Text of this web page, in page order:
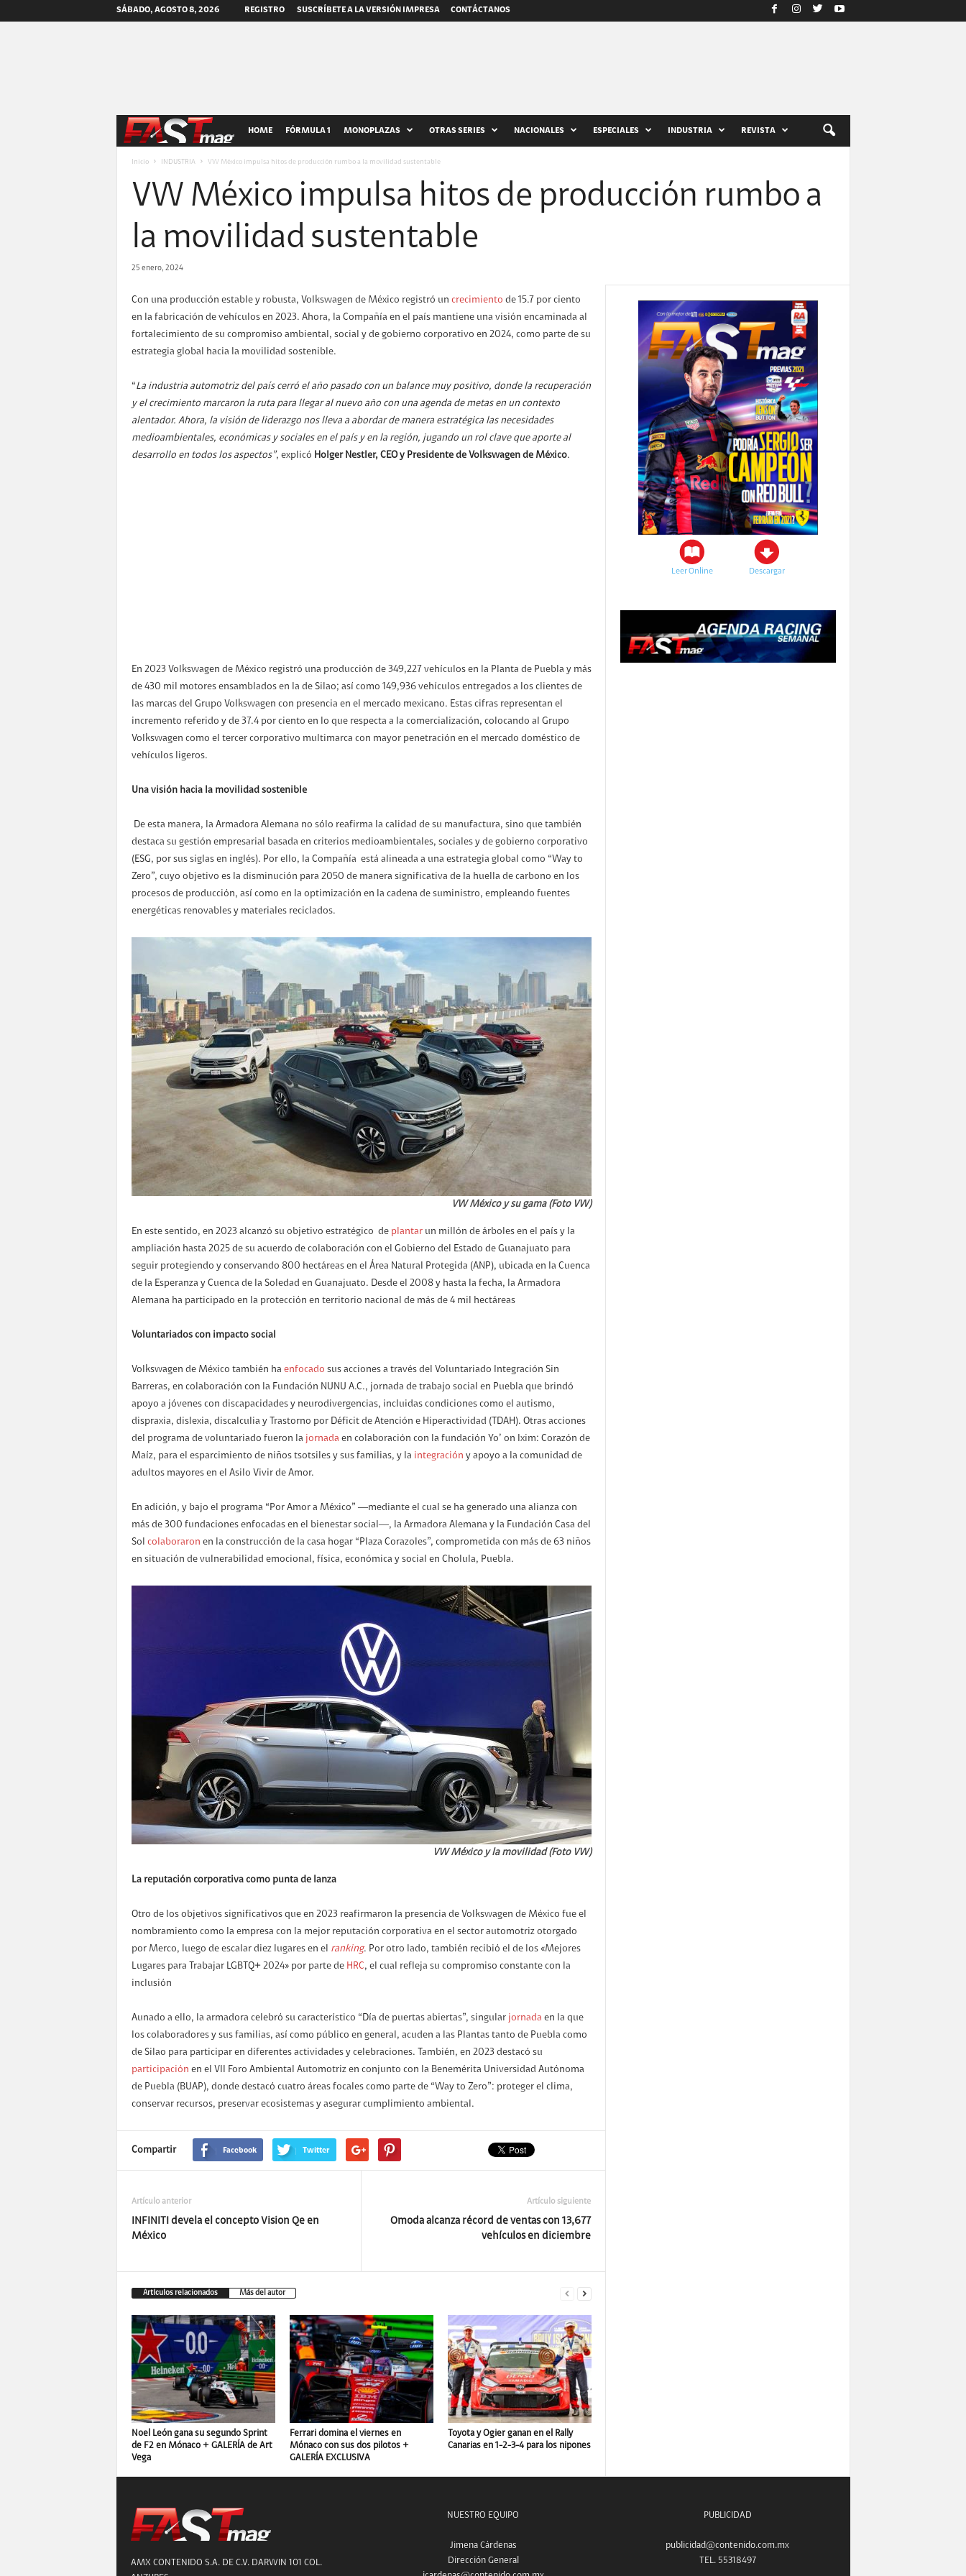
SÁBADO, AGOSTO 8, 2026 REGISTRO SUSCRÍBETE A LA VERSIÓN IMPRESA CONTÁCTANOS
A
S
T
g
HOME FÓRMULA 1 MONOPLAZAS OTRAS SERIES NACIONALES ESPECIALES INDUSTRIA REVISTA
Inicio INDUSTRIA VW México impulsa hitos de producción rumbo a la movilidad sustentable
VW México impulsa hitos de producción rumbo a
la movilidad sustentable
25 enero, 2024
Con una producción estable y robusta, Volkswagen de México registró un crecimiento de 15.7 por ciento
en la fabricación de vehículos en 2023. Ahora, la Compañía en el país mantiene una visión encaminada al
fortalecimiento de su compromiso ambiental, social y de gobierno corporativo en 2024, como parte de su
estrategia global hacia la movilidad sostenible.
“La industria automotriz del país cerró el año pasado con un balance muy positivo, donde la recuperación
y el crecimiento marcaron la ruta para llegar al nuevo año con una agenda de metas en un contexto
alentador. Ahora, la visión de liderazgo nos lleva a abordar de manera estratégica las necesidades
medioambientales, económicas y sociales en el país y en la región, jugando un rol clave que aporte al
desarrollo en todos los aspectos”, explicó Holger Nestler, CEO y Presidente de Volkswagen de México.
En 2023 Volkswagen de México registró una producción de 349,227 vehículos en la Planta de Puebla y más
de 430 mil motores ensamblados en la de Silao; así como 149,936 vehículos entregados a los clientes de
las marcas del Grupo Volkswagen con presencia en el mercado mexicano. Estas cifras representan el
incremento referido y de 37.4 por ciento en lo que respecta a la comercialización, colocando al Grupo
Volkswagen como el tercer corporativo multimarca con mayor penetración en el mercado doméstico de
vehículos ligeros.
Una visión hacia la movilidad sostenible
De esta manera, la Armadora Alemana no sólo reafirma la calidad de su manufactura, sino que también
destaca su gestión empresarial basada en criterios medioambientales, sociales y de gobierno corporativo
(ESG, por sus siglas en inglés). Por ello, la Compañía está alineada a una estrategia global como “Way to
Zero”, cuyo objetivo es la disminución para 2050 de manera significativa de la huella de carbono en los
procesos de producción, así como en la optimización en la cadena de suministro, empleando fuentes
energéticas renovables y materiales reciclados.
VW México y su gama (Foto VW)
En este sentido, en 2023 alcanzó su objetivo estratégico de plantarun millón de árboles en el país y la
ampliación hasta 2025 de su acuerdo de colaboración con el Gobierno del Estado de Guanajuato para
seguir protegiendo y conservando 800 hectáreas en el Área Natural Protegida (ANP), ubicada en la Cuenca
de la Esperanza y Cuenca de la Soledad en Guanajuato. Desde el 2008 y hasta la fecha, la Armadora
Alemana ha participado en la protección en territorio nacional de más de 4 mil hectáreas
Voluntariados con impacto social
Volkswagen de México también ha enfocado sus acciones a través del Voluntariado Integración Sin
Barreras, en colaboración con la Fundación NUNU A.C., jornada de trabajo social en Puebla que brindó
apoyo a jóvenes con discapacidades y neurodivergencias, incluidas condiciones como el autismo,
dispraxia, dislexia, discalculia y Trastorno por Déficit de Atención e Hiperactividad (TDAH). Otras acciones
del programa de voluntariado fueron la jornada en colaboración con la fundación Yo’ on Ixim: Corazón de
Maíz, para el esparcimiento de niños tsotsiles y sus familias, y la integración y apoyo a la comunidad de
adultos mayores en el Asilo Vivir de Amor.
En adición, y bajo el programa “Por Amor a México” ―mediante el cual se ha generado una alianza con
más de 300 fundaciones enfocadas en el bienestar social―, la Armadora Alemana y la Fundación Casa del
Sol colaboraron en la construcción de la casa hogar “Plaza Corazoles”, comprometida con más de 63 niños
en situación de vulnerabilidad emocional, física, económica y social en Cholula, Puebla.
VW México y la movilidad (Foto VW)
La reputación corporativa como punta de lanza
Otro de los objetivos significativos que en 2023 reafirmaron la presencia de Volkswagen de México fue el
nombramiento como la empresa con la mejor reputación corporativa en el sector automotriz otorgado
por Merco, luego de escalar diez lugares en el ranking. Por otro lado, también recibió el de los «Mejores
Lugares para Trabajar LGBTQ+ 2024» por parte de HRC, el cual refleja su compromiso constante con la
inclusión
Aunado a ello, la armadora celebró su característico “Día de puertas abiertas”, singular jornada en la que
los colaboradores y sus familias, así como público en general, acuden a las Plantas tanto de Puebla como
de Silao para participar en diferentes actividades y celebraciones. También, en 2023 destacó su
participación en el VII Foro Ambiental Automotriz en conjunto con la Benemérita Universidad Autónoma
de Puebla (BUAP), donde destacó cuatro áreas focales como parte de “Way to Zero”: proteger el clima,
conservar recursos, preservar ecosistemas y asegurar cumplimiento ambiental.
Compartir Facebook Twitter
Artículo anterior
INFINITI devela el concepto Vision Qe en
México
Artículo siguiente
Omoda alcanza récord de ventas con 13,677
vehículos en diciembre
Artículos relacionados Más del autor
Noel León gana su segundo Sprint
de F2 en Mónaco + GALERÍA de Art
Vega
Ferrari domina el viernes en
Mónaco con sus dos pilotos +
GALERÍA EXCLUSIVA
Toyota y Ogier ganan en el Rally
Canarias en 1-2-3-4 para los nipones
Leer Online Descargar
AMX CONTENIDO S.A. DE C.V. DARWIN 101 COL.
NUESTRO EQUIPO
Jimena Cárdenas
Dirección General
PUBLICIDAD
publicidad@contenido.com.mx
TEL. 55318497